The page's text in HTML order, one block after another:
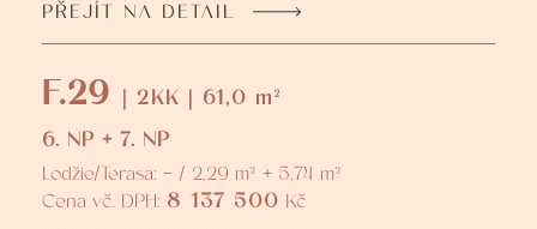
PŘEJÍT NA DETAIL
F.29 | 2KK | 61,0 m²
6. NP + 7. NP
Lodžie/Terasa: - / 2,29 m² + 5,74 m²
Cena vč. DPH: 8 137 500 Kč